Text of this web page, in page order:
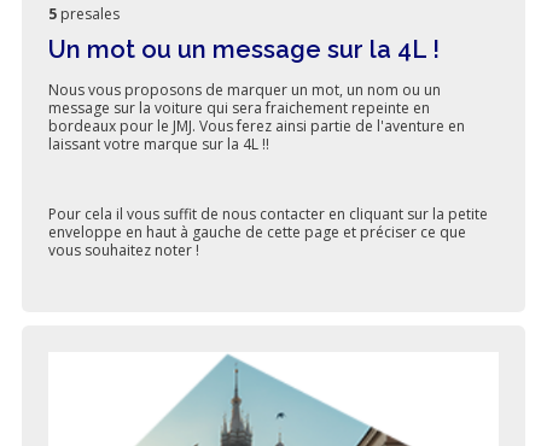
5 presales
Un mot ou un message sur la 4L !
Nous vous proposons de marquer un mot, un nom ou un
message sur la voiture qui sera fraichement repeinte en
bordeaux pour le JMJ. Vous ferez ainsi partie de l'aventure en
laissant votre marque sur la 4L !!
Pour cela il vous suffit de nous contacter en cliquant sur la petite
enveloppe en haut à gauche de cette page et préciser ce que
vous souhaitez noter !